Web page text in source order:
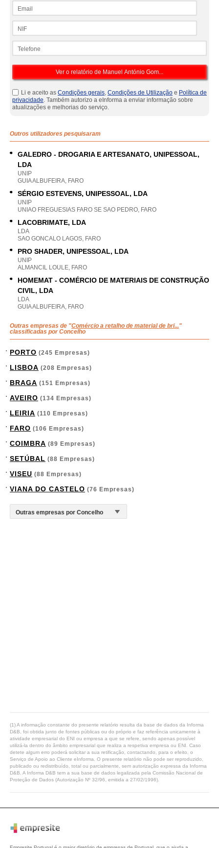
Li e aceito as Condições gerais, Condições de Utilização e Política de
privacidade. Também autorizo a eInforma a enviar informação sobre
atualizações e melhorias do serviço.
Outros utilizadores pesquisaram
GALEDRO - DROGARIA E ARTESANATO, UNIPESSOAL,
LDA
UNIP
GUIA ALBUFEIRA, FARO
SÉRGIO ESTEVENS, UNIPESSOAL, LDA
UNIP
UNIAO FREGUESIAS FARO SE SAO PEDRO, FARO
LACOBRIMATE, LDA
LDA
SAO GONCALO LAGOS, FARO
PRO SHADER, UNIPESSOAL, LDA
UNIP
ALMANCIL LOULE, FARO
HOMEMAT - COMÉRCIO DE MATERIAIS DE CONSTRUÇÃO
CIVIL, LDA
LDA
GUIA ALBUFEIRA, FARO
Outras empresas de "Comércio a retalho de material de bri..."
classificadas por Concelho
PORTO (245 Empresas)
LISBOA (208 Empresas)
BRAGA (151 Empresas)
AVEIRO (134 Empresas)
LEIRIA (110 Empresas)
FARO (106 Empresas)
COIMBRA (89 Empresas)
SETÚBAL (88 Empresas)
VISEU (88 Empresas)
VIANA DO CASTELO (76 Empresas)
(1) A informação constante do presente relatório resulta da base de dados da Informa
D&B, foi obtida junto de fontes públicas ou do próprio e faz referência unicamente à
atividade empresarial do ENI ou empresa a que se refere, sendo apenas possível
utilizá-la dentro do âmbito empresarial que realiza a respetiva empresa ou ENI. Caso
detete algum erro poderá solicitar a sua retificação, contactando, para o efeito, o
Serviço de Apoio ao Cliente eInforma. O presente relatório não pode ser reproduzido,
publicado ou redistribuído, total ou parcialmente, sem autorização expressa da Informa
D&B. A Informa D&B tem a sua base de dados legalizada pela Comissão Nacional de
Proteção de Dados (Autorização Nº 32/96, emitida a 27/02/1996).